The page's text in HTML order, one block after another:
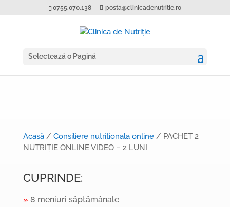
0755.070.138 posta@clinicadenutritie.ro
Selectează o Pagină
Acasă/ Consiliere nutritionala online/ PACHET 2
NUTRIȚIE ONLINE VIDEO – 2 LUNI
CUPRINDE:
» 8 meniuri săptămânale